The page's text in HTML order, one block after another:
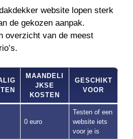
website lopen sterk
de gekozen aanpak.
overzicht van de meest
MAANDELI
JKSE
KOSTEN
GESCHIKT
VOOR
0 euro
Testen of een
website iets
voor je is